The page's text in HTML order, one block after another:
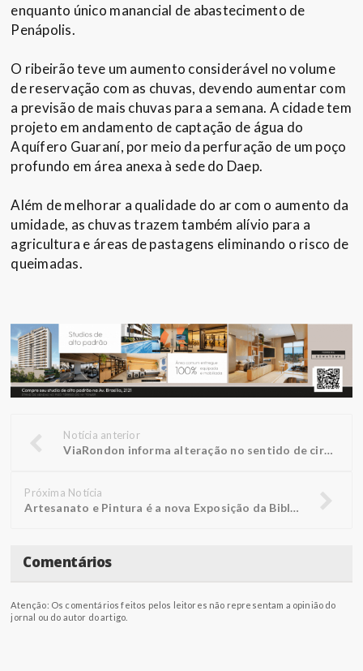
enquanto único manancial de abastecimento de
Penápolis.
O ribeirão teve um aumento considerável no volume
de reservação com as chuvas, devendo aumentar com
a previsão de mais chuvas para a semana. A cidade tem
projeto em andamento de captação de água do
Aquífero Guaraní, por meio da perfuração de um poço
profundo em área anexa à sede do Daep.
Além de melhorar a qualidade do ar com o aumento da
umidade, as chuvas trazem também alívio para a
agricultura e áreas de pastagens eliminando o risco de
queimadas.
Notícia anterior
ViaRondon informa alteração no sentido de circulação das vias marginais em Penápolis
Próxima Notícia
Artesanato e Pintura é a nova Exposição da Biblioteca FUNEPE
Comentários
Atenção: Os comentários feitos pelos leitores não representam a opinião do
jornal ou do autor do artigo.